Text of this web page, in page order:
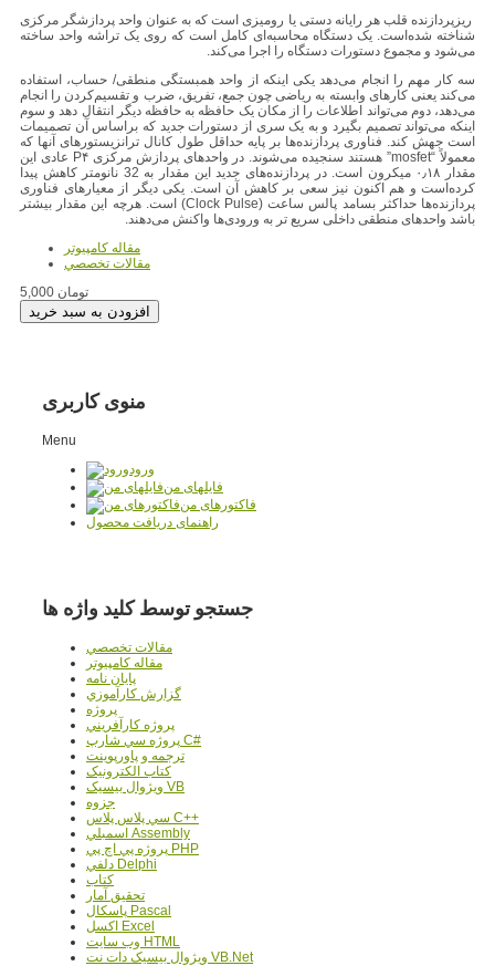
ریزپردازنده قلب هر رایانه دستی یا رومیزی است که به عنوان واحد پردازشگر مرکزی
شناخته شده‌است. یک دستگاه محاسبه‌ای کامل است که روی یک تراشه واحد ساخته
می‌شود و مجموع دستورات دستگاه را اجرا می‌کند.
سه کار مهم را انجام می‌دهد یکی اینکه از واحد همبستگی منطقی/ حساب، استفاده
می‌کند یعنی کارهای وابسته به ریاضی چون جمع، تفریق، ضرب و تقسیم‌کردن را انجام
می‌دهد، دوم می‌تواند اطلاعات را از مکان یک حافظه به حافظه دیگر انتقال دهد و سوم
اینکه می‌تواند تصمیم بگیرد و به یک سری از دستورات جدید که براساس آن تصمیمات
است جهش کند. فناوری پردازنده‌ها بر پایه حداقل طول کانال ترانزیستورهای آنها که
معمولاً “mosfet” هستند سنجیده می‌شوند. در واحدهای پردازش مرکزی P۴ عادی این
مقدار ۰٫۱۸ میکرون است. در پردازنده‌های جدید این مقدار به 32 نانومتر کاهش پیدا
کرده‌است و هم اکنون نیز سعی بر کاهش آن است. یکی دیگر از معیارهای فناوری
پردازنده‌ها حداکثر بسامد پالس ساعت (Clock Pulse) است. هرچه این مقدار بیشتر
باشد واحدهای منطقی داخلی سریع تر به ورودی‌ها واکنش می‌دهند.
مقاله کامپیوتر
مقالات تخصصي
5,000 تومان
منوی کاربری
Menu
ورود
فایلهای من
فاکتورهای من
راهنمای دریافت محصول
جستجو توسط کلید واژه ها
مقالات تخصصي
مقاله کامپیوتر
پایان نامه
گزارش کارآموزي
پروژه
پروژه کارآفريني
پروژه سي شارپ C#
ترجمه و پاورپوينت
کتاب الکترونيک
ويژوال بيسيک VB
جزوه
سي پلاس پلاس C++
اسمبلي Assembly
پروژه پي اچ پي PHP
دلفي Delphi
کتاب
تحقيق آمار
پاسکال Pascal
اکسل Excel
وب سايت HTML
ويژوال بيسيک دات نت VB.Net